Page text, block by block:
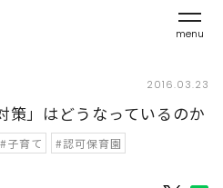
menu
2016.03.23
策」はどうなっているのか
#子育て
#認可保育園